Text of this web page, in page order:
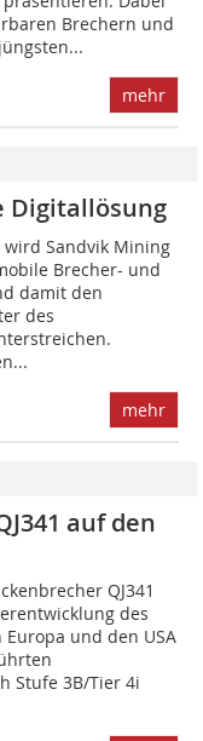
Brechern und
mehr
Digitallösung
Sandvik Mining
Brecher- und
damit den
des
mehr
auf den
QJ341
des
Europa und den USA
Stufe 3B/Tier 4i